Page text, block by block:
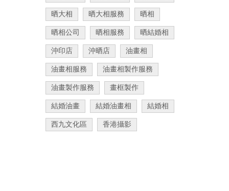
晒大相 晒大相服務 晒相
晒相公司 晒相服務 晒結婚相
沖印店 沖晒店 油畫相
油畫相服務 油畫相製作服務
油畫製作服務 畫框製作
結婚油畫 結婚油畫相 結婚相
西九文化區 香港攝影